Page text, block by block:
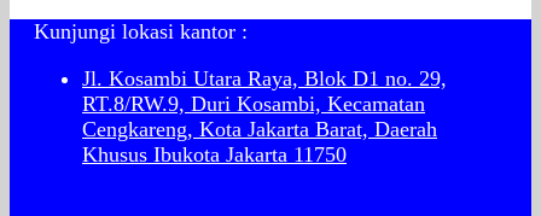
Kunjungi lokasi kantor :
Jl. Kosambi Utara Raya, Blok D1 no. 29,
RT.8/RW.9, Duri Kosambi, Kecamatan
Cengkareng, Kota Jakarta Barat, Daerah
Khusus Ibukota Jakarta 11750